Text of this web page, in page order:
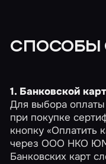
СПОСОБЫ
1. Банковской
Для выбора
при покупке
кнопку «Оплатить
через ООО НКО
Банковских карт